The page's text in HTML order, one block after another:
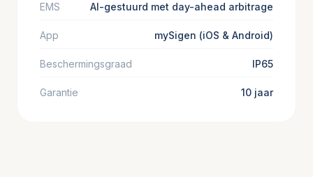
EMS AI-gestuurd met day-ahead arbitrage
App mySigen (iOS & Android)
Beschermingsgraad IP65
Garantie 10 jaar